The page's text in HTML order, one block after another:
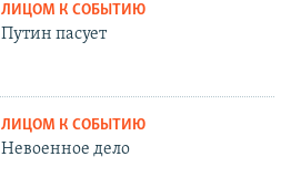
ЛИЦОМ К СОБЫТИЮ
Путин пасует
ЛИЦОМ К СОБЫТИЮ
Невоенное дело